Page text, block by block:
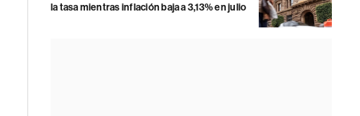
la tasa mientras inflación baja a 3,13% en julio